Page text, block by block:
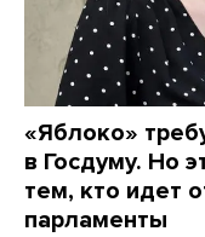
«Яблоко»
в Госдуму. Но
тем, кто идет
парламенты